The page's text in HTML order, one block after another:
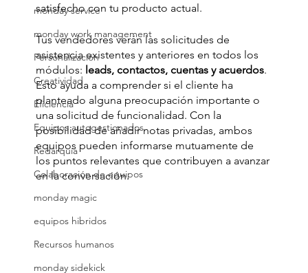
monday service
monday work management
Personalización
Creatividad
Eficiencia
Equipos autogestionados
Redarquía
Colaboración de equipos
monday magic
equipos hibridos
Recursos humanos
monday sidekick
satisfecho con tu producto actual.
Tus vendedores verán las solicitudes de
asistencia existentes y anteriores en todos los
módulos: leads, contactos, cuentas y acuerdos.
Esto ayuda a comprender si el cliente ha
planteado alguna preocupación importante o
una solicitud de funcionalidad. Con la
posibilidad de añadir notas privadas, ambos
equipos pueden informarse mutuamente de
los puntos relevantes que contribuyen a avanzar
en la conversación.